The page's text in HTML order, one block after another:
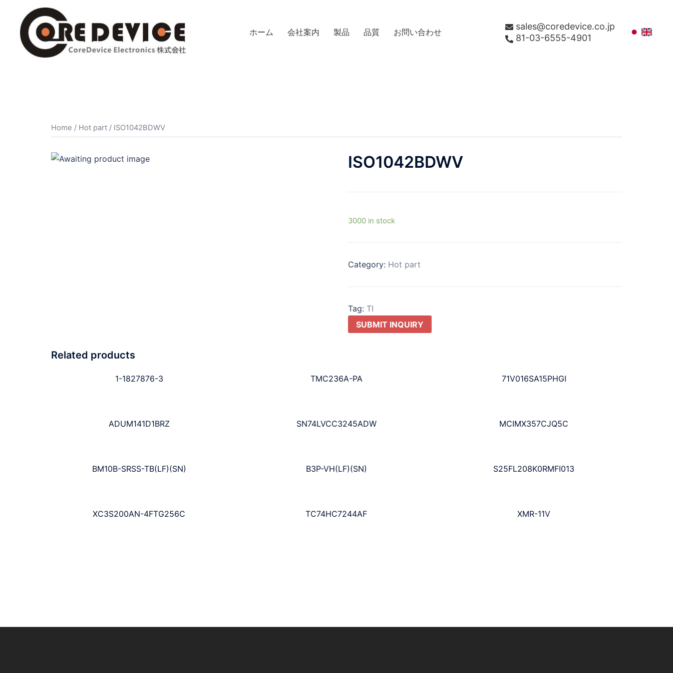
ホーム 会社案内 製品 品質 お問い合わせ
sales@coredevice.co.jp
81-03-6555-4901
Home / Hot part / ISO1042BDWV
ISO1042BDWV
3000 in stock
Category: Hot part
Tag: TI
SUBMIT INQUIRY
Related products
1-1827876-3 TMC236A-PA 71V016SA15PHGI
ADUM141D1BRZ SN74LVCC3245ADW MCIMX357CJQ5C
BM10B-SRSS-TB(LF)(SN) B3P-VH(LF)(SN) S25FL208K0RMFI013
XC3S200AN-4FTG256C TC74HC7244AF XMR-11V